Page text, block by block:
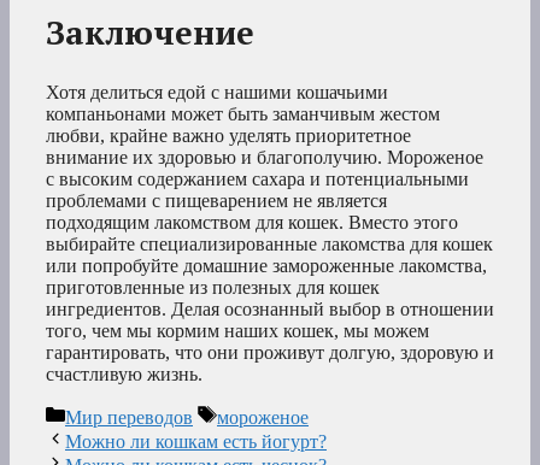
Заключение
Хотя делиться едой с нашими кошачьими
компаньонами может быть заманчивым жестом
любви, крайне важно уделять приоритетное
внимание их здоровью и благополучию. Мороженое
с высоким содержанием сахара и потенциальными
проблемами с пищеварением не является
подходящим лакомством для кошек. Вместо этого
выбирайте специализированные лакомства для кошек
или попробуйте домашние замороженные лакомства,
приготовленные из полезных для кошек
ингредиентов. Делая осознанный выбор в отношении
того, чем мы кормим наших кошек, мы можем
гарантировать, что они проживут долгую, здоровую и
счастливую жизнь.
Рубрики
Мир переводов Метки
мороженое
Можно ли кошкам есть йогурт?